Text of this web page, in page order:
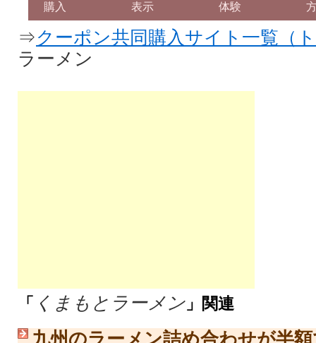
購入 表示 体験
⇒クーポン共同購入サイト一覧（
ラーメン
「 くまもとラーメン 」関連